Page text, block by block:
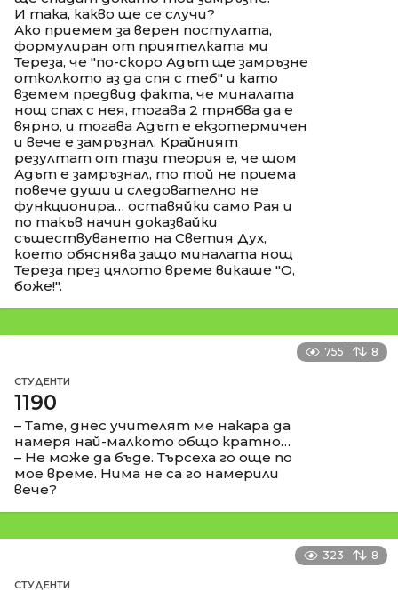
И така, какво ще се случи?
Ако приемем за верен постулата,
формулиран от приятелката ми
Тереза, че "по-скоро Адът ще замръзне
отколкото аз да спя с теб" и като
вземем предвид факта, че миналата
нощ спах с нея, тогава 2 трябва да е
вярно, и тогава Адът е екзотермичен
и вече е замръзнал. Крайният
резултат от тази теория е, че щом
Адът е замръзнал, то той не приема
повече души и следователно не
функционира… оставяйки само Рая и
по такъв начин доказвайки
съществуването на Светия Дух,
което обяснява защо миналата нощ
Тереза през цялото време викаше "О,
боже!".
755 8
СТУДЕНТИ
1190
– Тате, днес учителят ме накара да
намеря най-малкото общо кратно…
– Не може да бъде. Търсеха го още по
мое време. Нима не са го намерили
вече?
323 8
СТУДЕНТИ